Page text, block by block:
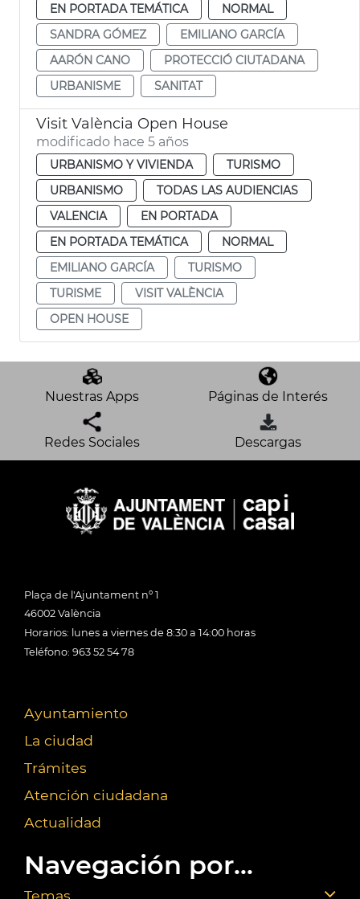
EN PORTADA TEMÁTICA
NORMAL
SANDRA GÓMEZ
EMILIANO GARCÍA
AARÓN CANO
PROTECCIÓ CIUTADANA
URBANISME
SANITAT
Visit València Open House
modificado hace 5 años
URBANISMO Y VIVIENDA
TURISMO
URBANISMO
TODAS LAS AUDIENCIAS
VALENCIA
EN PORTADA
EN PORTADA TEMÁTICA
NORMAL
EMILIANO GARCÍA
TURISMO
TURISME
VISIT VALÈNCIA
OPEN HOUSE
Nuestras Apps Páginas de Interés
Redes Sociales Descargas
Plaça de l'Ajuntament nº 1
46002 València
Horarios: lunes a viernes de 8:30 a 14:00 horas
Teléfono: 963 52 54 78
Ayuntamiento
La ciudad
Trámites
Atención ciudadana
Actualidad
Navegación por...
Temas